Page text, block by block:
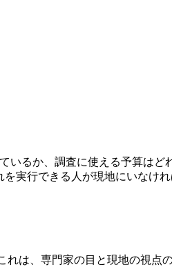
いるか、調査に使える予算はど
実行できる人が現地にいなけれ
れは、専門家の目と現地の視点